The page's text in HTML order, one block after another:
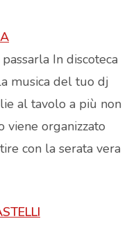
In discoteca
musica del tuo dj
al tavolo a più non
viene organizzato
con la serata vera